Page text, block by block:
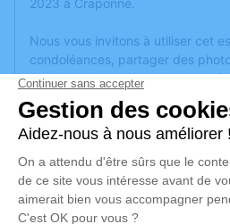
2023 à Craponne.
Nous vous invitons à utiliser cet
condoléances, partager des
anecdote ou exprimer vos
ou des textes. Cet endroit est un
honorer la mémoire d’Eliane
Un service de plantation d’arbre